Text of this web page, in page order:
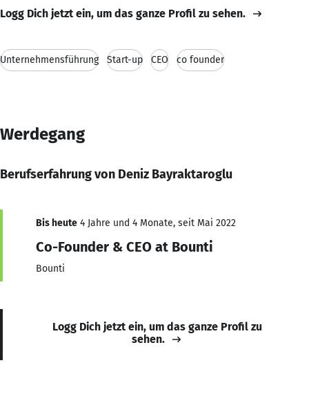
Logg Dich jetzt ein, um das ganze Profil zu sehen.
Unternehmensführung Start-up CEO co founder
Werdegang
Berufserfahrung von Deniz Bayraktaroglu
Bis heute 4 Jahre und 4 Monate, seit Mai 2022
Co-Founder & CEO at Bounti
Bounti
Logg Dich jetzt ein, um das ganze Profil zu
sehen.